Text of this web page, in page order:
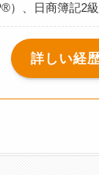
）、日商簿記2
詳しい経